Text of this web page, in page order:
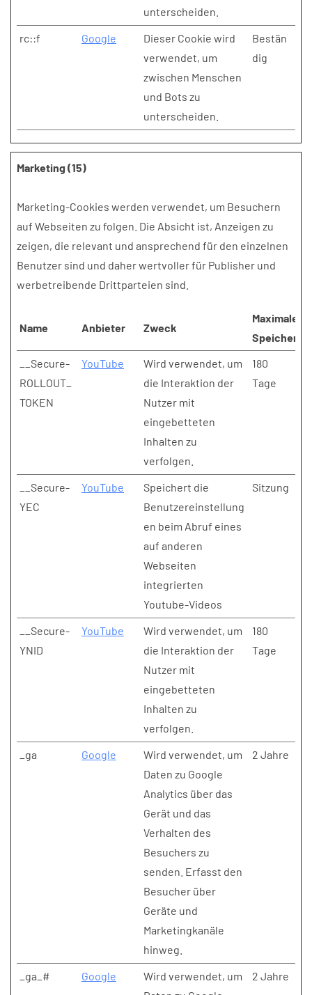
unterscheiden.
rc::f Google
Dieser Cookie wird
verwendet, um
zwischen Menschen
und Bots zu
unterscheiden.
Bestän
dig
Marketing (15)
Marketing-Cookies werden verwendet, um Besuchern
auf Webseiten zu folgen. Die Absicht ist, Anzeigen zu
zeigen, die relevant und ansprechend für den einzelnen
Benutzer sind und daher wertvoller für Publisher und
werbetreibende Drittparteien sind.
Name Anbieter Zweck
Maximale
__Secure-
ROLLOUT_
TOKEN
YouTube
Wird verwendet, um
die Interaktion der
Nutzer mit
eingebetteten
Inhalten zu
verfolgen.
180
Tage
__Secure-
YEC
YouTube
Speichert die
Benutzereinstellung
en beim Abruf eines
auf anderen
Webseiten
integrierten
Youtube-Videos
Sitzung
__Secure-
YNID
YouTube
Wird verwendet, um
die Interaktion der
Nutzer mit
eingebetteten
Inhalten zu
verfolgen.
180
Tage
_ga Google
Wird verwendet, um
Daten zu Google
Analytics über das
Gerät und das
Verhalten des
Besuchers zu
senden. Erfasst den
Besucher über
Geräte und
Marketingkanäle
hinweg.
2 Jahre
_ga_# Google
Wird verwendet, um
2 Jahre